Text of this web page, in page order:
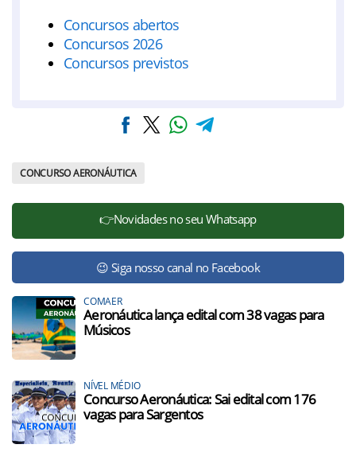
Concursos abertos
Concursos 2026
Concursos previstos
CONCURSO AERONÁUTICA
👉Novidades no seu Whatsapp
😉 Siga nosso canal no Facebook
COMAER
Aeronáutica lança edital com 38 vagas para
Músicos
NÍVEL MÉDIO
Concurso Aeronáutica: Sai edital com 176
vagas para Sargentos